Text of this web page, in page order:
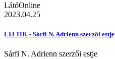
LátóOnline
2023.04.25
LIJ 118. - Sárfi N. Adrienn szerzői estje
Sárfi N. Adrienn szerzői estje